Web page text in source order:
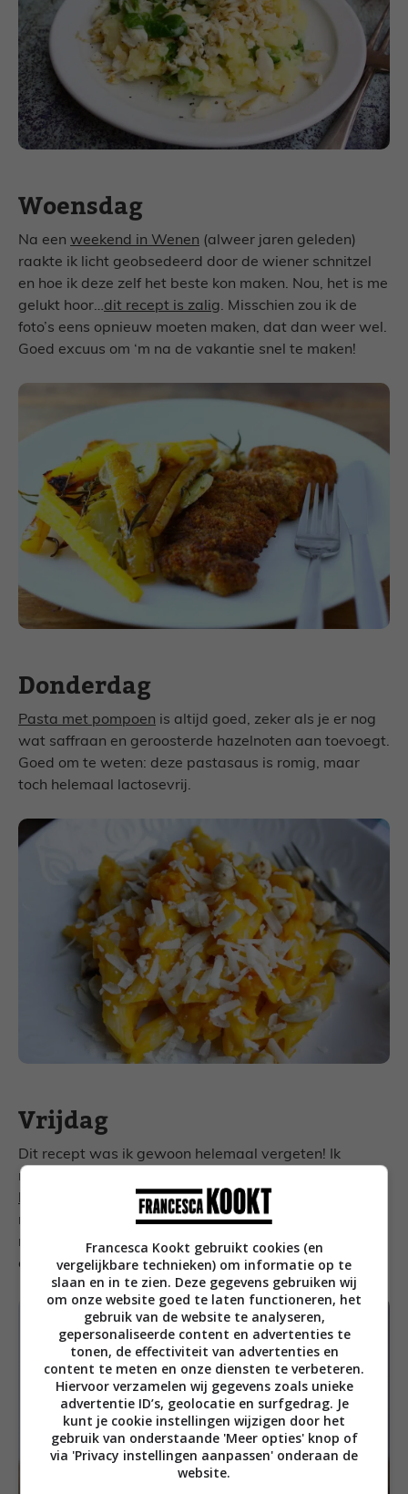
Woensdag
Na een weekend in Wenen (alweer jaren geleden)
raakte ik licht geobsedeerd door de wiener schnitzel
en hoe ik deze zelf het beste kon maken. Nou, het is me
gelukt hoor…dit recept is zalig. Misschien zou ik de
foto’s eens opnieuw moeten maken, dat dan weer wel.
Goed excuus om ‘m na de vakantie snel te maken!
Donderdag
Pasta met pompoen is altijd goed, zeker als je er nog
wat saffraan en geroosterde hazelnoten aan toevoegt.
Goed om te weten: deze pastasaus is romig, maar
toch helemaal lactosevrij.
Vrijdag
Dit recept was ik gewoon helemaal vergeten! Ik
maakte ooit
lepeltje mouhamaraen die waren zalig. In het recept
maak ik er mini burgers van, maar daar kun je
natuurlijk ook normale burgers van maken. Heerlijk
comfort food voor de vrijdag.
Francesca Kookt gebruikt cookies (en
vergelijkbare technieken) om informatie op te
slaan en in te zien. Deze gegevens gebruiken wij
om onze website goed te laten functioneren, het
gebruik van de website te analyseren,
gepersonaliseerde content en advertenties te
tonen, de effectiviteit van advertenties en
content te meten en onze diensten te verbeteren.
Hiervoor verzamelen wij gegevens zoals unieke
advertentie ID’s, geolocatie en surfgedrag. Je
kunt je cookie instellingen wijzigen door het
gebruik van onderstaande 'Meer opties' knop of
via 'Privacy instellingen aanpassen' onderaan de
website.